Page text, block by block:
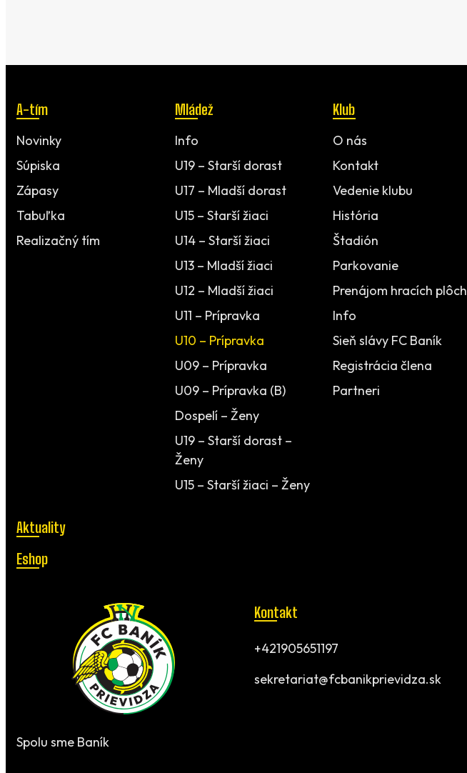
A-tím
Novinky
Súpiska
Zápasy
Tabuľka
Realizačný tím
Mládež
Info
U19 – Starší dorast
U17 – Mladší dorast
U15 – Starší žiaci
U14 – Starší žiaci
U13 – Mladší žiaci
U12 – Mladší žiaci
U11 – Prípravka
U10 – Prípravka
U09 – Prípravka
U09 – Prípravka (B)
Dospelí – Ženy
U19 – Starší dorast –
Ženy
U15 – Starší žiaci – Ženy
Klub
O nás
Kontakt
Vedenie klubu
História
Štadión
Parkovanie
Prenájom hracích plôch
Info
Sieň slávy FC Baník
Registrácia člena
Partneri
Aktuality
Eshop
Spolu sme Baník
Kontakt
+421905651197
sekretariat@fcbanikprievidza.sk